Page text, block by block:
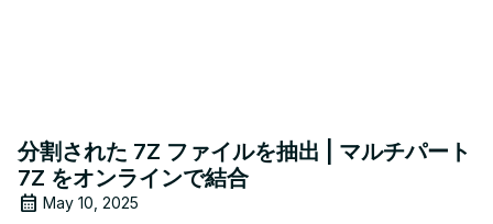
分割された 7Z ファイルを抽出 | マルチパート
7Z をオンラインで結合
May 10, 2025